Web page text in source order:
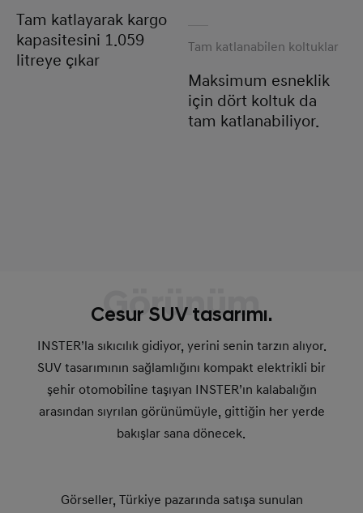
Tam katlayarak kargo
kapasitesini 1.059
litreye çıkar
Tam katlanabilen koltuklar
Maksimum esneklik
için dört koltuk da
tam katlanabiliyor.
Görünüm
Cesur SUV tasarımı.
INSTER’la sıkıcılık gidiyor, yerini senin tarzın alıyor.
SUV tasarımının sağlamlığını kompakt elektrikli bir
şehir otomobiline taşıyan INSTER’ın kalabalığın
arasından sıyrılan görünümüyle, gittiğin her yerde
bakışlar sana dönecek.
Görseller, Türkiye pazarında satışa sunulan